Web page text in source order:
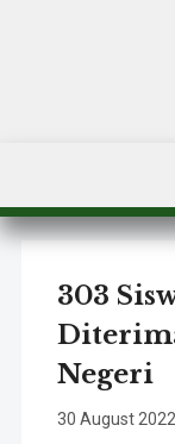
303
Negeri
30 August 2022